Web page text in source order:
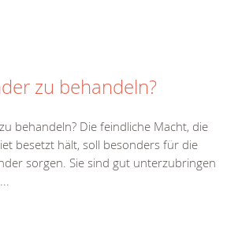
zu behandeln?
behandeln? Die feindliche Macht, die
besetzt hält, soll besonders für die
sorgen. Sie sind gut unterzubringen